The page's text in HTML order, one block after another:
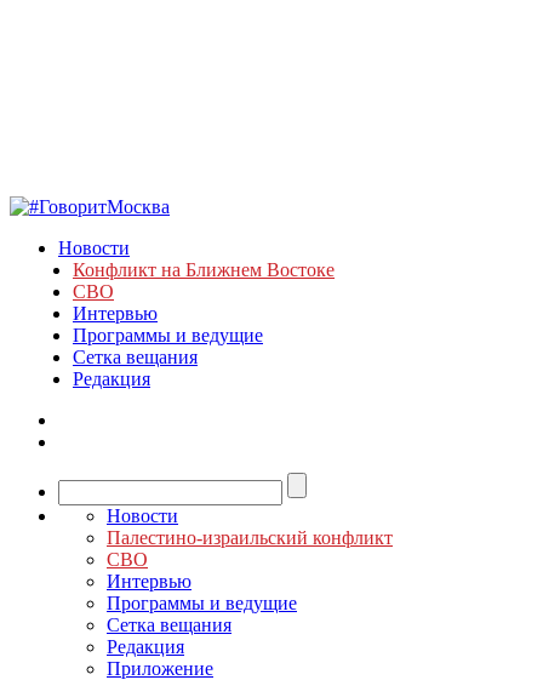
Новости
Конфликт на Ближнем Востоке
СВО
Интервью
Программы и ведущие
Сетка вещания
Редакция
Новости
Палестино-израильский конфликт
СВО
Интервью
Программы и ведущие
Сетка вещания
Редакция
Приложение